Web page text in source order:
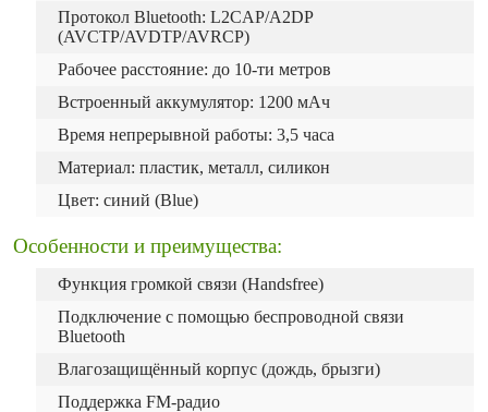
Протокол Bluetooth: L2CAP/A2DP
(AVCTP/AVDTP/AVRCP)
Рабочее расстояние: до 10-ти метров
Встроенный аккумулятор: 1200 мАч
Время непрерывной работы: 3,5 часа
Материал: пластик, металл, силикон
Цвет: синий (Blue)
Особенности и преимущества:
Функция громкой связи (Handsfree)
Подключение c помощью беспроводной связи
Bluetooth
Влагозащищённый корпус (дождь, брызги)
Поддержка FM-радио